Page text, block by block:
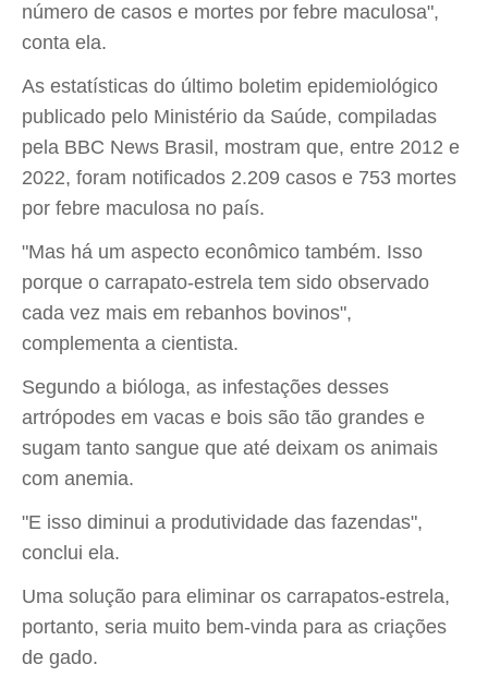
número de casos e mortes por febre maculosa",
conta ela.
As estatísticas do último boletim epidemiológico
publicado pelo Ministério da Saúde, compiladas
pela BBC News Brasil, mostram que, entre 2012 e
2022, foram notificados 2.209 casos e 753 mortes
por febre maculosa no país.
"Mas há um aspecto econômico também. Isso
porque o carrapato-estrela tem sido observado
cada vez mais em rebanhos bovinos",
complementa a cientista.
Segundo a bióloga, as infestações desses
artrópodes em vacas e bois são tão grandes e
sugam tanto sangue que até deixam os animais
com anemia.
"E isso diminui a produtividade das fazendas",
conclui ela.
Uma solução para eliminar os carrapatos-estrela,
portanto, seria muito bem-vinda para as criações
de gado.